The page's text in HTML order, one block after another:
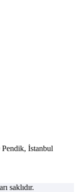
İstanbul
saklıdır.